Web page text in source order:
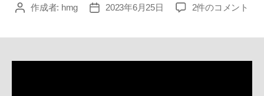
投 作成者: hmg
投
2023年6月25日
[FREE/
2件のコメント